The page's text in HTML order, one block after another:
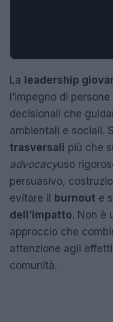
La leadership
l’impegno di
decisionali che
ambientali e sociali.
trasversali più che
advocacyuso
persuasivo,
evitare il
burnout e
dell’impatto. Non è
approccio che
attenzione agli
comunità.